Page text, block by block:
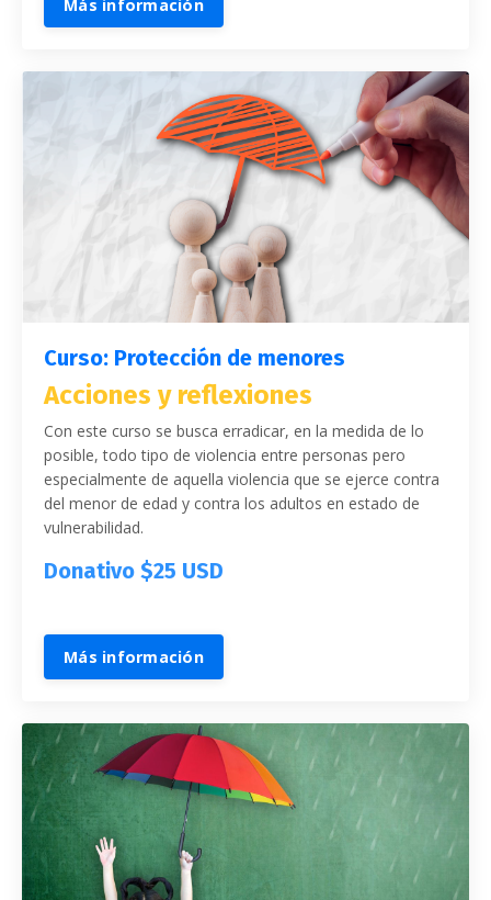
Más información
Curso: Protección de menores
Acciones y reflexiones
Con este curso se busca erradicar, en la medida de lo
posible, todo tipo de violencia entre personas pero
especialmente de aquella violencia que se ejerce contra
del menor de edad y contra los adultos en estado de
vulnerabilidad.
Donativo $25 USD
Más información